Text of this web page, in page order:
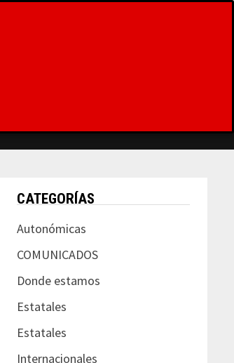
CATEGORÍAS
Autonómicas
COMUNICADOS
Donde estamos
Estatales
Estatales
Internacionales